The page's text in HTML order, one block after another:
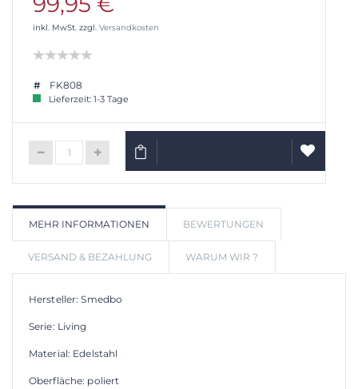
inkl. MwSt. zzgl. Versandkosten
FK808
Lieferzeit: 1-3 Tage
IN DEN WARENKORB
MEHR INFORMATIONEN BEWERTUNGEN
VERSAND & BEZAHLUNG WARUM WIR ?
Hersteller: Smedbo
Serie: Living
Material: Edelstahl
Oberfläche: poliert